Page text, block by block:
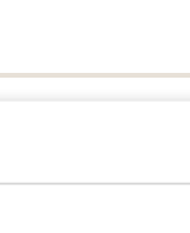
avec notre